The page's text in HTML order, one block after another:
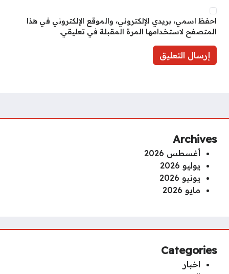
احفظ اسمي، بريدي الإلكتروني، والموقع الإلكتروني في هذا
المتصفح لاستخدامها المرة المقبلة في تعليقي.
Archives
أغسطس 2026
يوليو 2026
يونيو 2026
مايو 2026
Categories
اخبار